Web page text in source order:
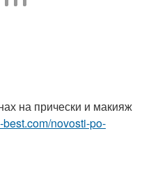
на прически и макияж
novosti-po-